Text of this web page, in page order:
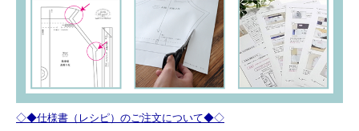
◇◆仕様書（レシピ）のご注文について◆◇